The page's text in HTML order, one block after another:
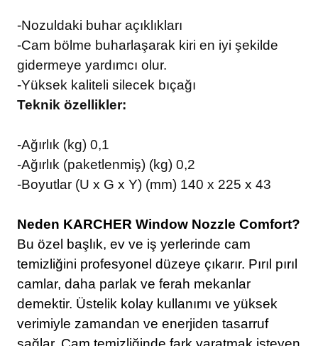
-Nozuldaki buhar açıklıkları
-Cam bölme buharlaşarak kiri en iyi şekilde
gidermeye yardımcı olur.
-Yüksek kaliteli silecek bıçağı
Teknik özellikler:
-Ağırlık (kg) 0,1
-Ağırlık (paketlenmiş) (kg) 0,2
-Boyutlar (U x G x Y) (mm) 140 x 225 x 43
Neden KARCHER Window Nozzle Comfort?
Bu özel başlık, ev ve iş yerlerinde cam
temizliğini profesyonel düzeye çıkarır. Pırıl pırıl
camlar, daha parlak ve ferah mekanlar
demektir. Üstelik kolay kullanımı ve yüksek
verimiyle zamandan ve enerjiden tasarruf